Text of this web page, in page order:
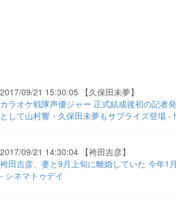
2017/09/21 15:30:05 【久保田未夢】
カラオケ戦隊声優ジャー 正式結成後初の記者
として山村響・久保田未夢もサプライズ登場
2017/09/21 14:30:04 【袴田吉彦】
袴田吉彦、妻と9月上旬に離婚していた 今年1
- シネマトゥデイ